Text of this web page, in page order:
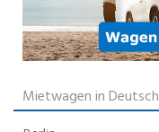
Mietwagen in